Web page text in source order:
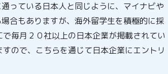
っている日本人と同じように、マイナビや
合もありますが、海外留学生を積極的に採
毎月２０社以上の日本企業が掲載されてい
ので、こちらを通じて日本企業にエントリ